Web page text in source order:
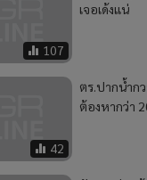
107
เจอเด้งแน่
42
ตร.ปากน้ำก
ต้องหากว่า